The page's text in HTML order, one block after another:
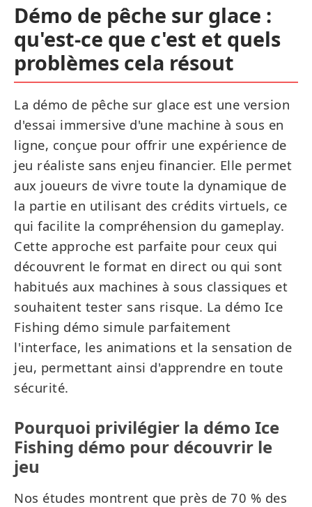
résout
Démonstration de pêche sur glace -
une expérience authentique sans mise
de fonds
Démonstration de la pêche sur glace
sur appareils mobiles
Comment démarrer une démo de
pêche sur glace étape par étape
Peut-on gagner lors d'une démo d’Ice
Pour qui l'Ice Fishing démo est-elle la
meilleure option
FAQ
Démo de pêche sur glace :
qu'est-ce que c'est et quels
problèmes cela résout
La démo de pêche sur glace est une version
d'essai immersive d'une machine à sous en
ligne, conçue pour offrir une expérience de
jeu réaliste sans enjeu financier. Elle permet
aux joueurs de vivre toute la dynamique de
la partie en utilisant des crédits virtuels, ce
qui facilite la compréhension du gameplay.
Cette approche est parfaite pour ceux qui
découvrent le format en direct ou qui sont
habitués aux machines à sous classiques et
souhaitent tester sans risque. La démo Ice
Fishing démo simule parfaitement
l'interface, les animations et la sensation de
jeu, permettant ainsi d'apprendre en toute
sécurité.
Pourquoi privilégier la démo Ice
Fishing démo pour découvrir le
jeu
Nos études montrent que près de 70 % des